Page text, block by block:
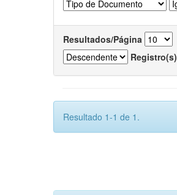
Resultados/Página
Registro(s)
Resultado 1-1 de 1.